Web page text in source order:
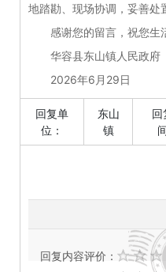
地踏勘、现场协调，妥善处
感谢您的留言，祝您生
华容县东山镇人民政府
2026年6月29日
回复单
位：
东山
镇
回
回复内容评价：